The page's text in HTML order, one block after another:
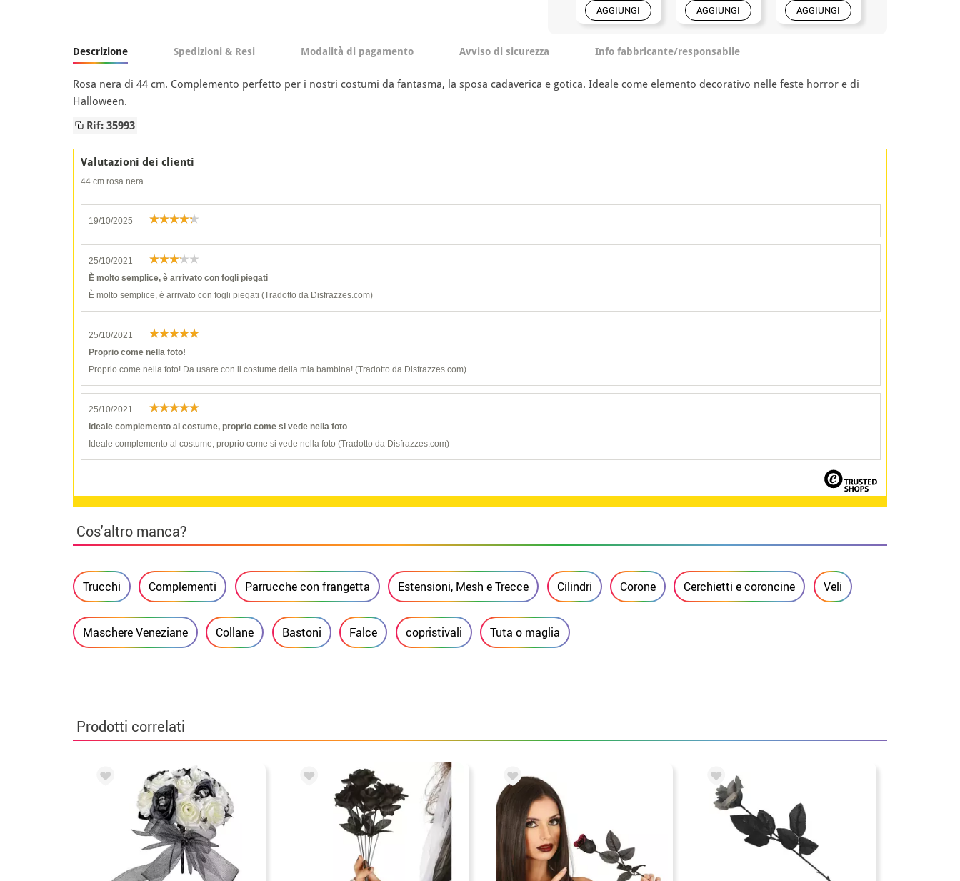
AGGIUNGI AGGIUNGI AGGIUNGI
Descrizione Spedizioni & Resi Modalità di pagamento Avviso di sicurezza Info fabbricante/responsabile
Rosa nera di 44 cm. Complemento perfetto per i nostri costumi da fantasma, la sposa cadaverica e gotica. Ideale come elemento decorativo nelle feste horror e di
Halloween.
Rif: 35993
Valutazioni dei clienti
44 cm rosa nera
19/10/2025
25/10/2021
È molto semplice, è arrivato con fogli piegati
È molto semplice, è arrivato con fogli piegati (Tradotto da Disfrazzes.com)
25/10/2021
Proprio come nella foto!
Proprio come nella foto! Da usare con il costume della mia bambina! (Tradotto da Disfrazzes.com)
25/10/2021
Ideale complemento al costume, proprio come si vede nella foto
Ideale complemento al costume, proprio come si vede nella foto (Tradotto da Disfrazzes.com)
Cos'altro manca?
Trucchi Complementi Parrucche con frangetta Estensioni, Mesh e Trecce Cilindri Corone Cerchietti e coroncine Veli
Maschere Veneziane Collane Bastoni Falce copristivali Tuta o maglia
Prodotti correlati